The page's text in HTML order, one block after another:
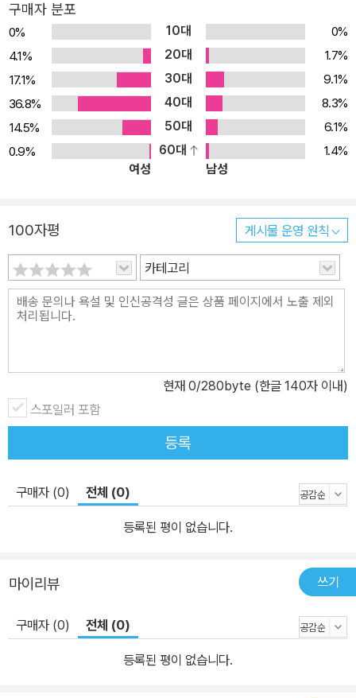
구매자 분포
0% 10대
0%
4.1%
20대
1.7%
17.1%
30대
9.1%
36.8%
40대
8.3%
14.5%
50대
6.1%
0.9%
60대
1.4%
여성
남성
100자평 게시물 운영 원칙
카테고리
현재 0/280byte (한글 140자 이내)
스포일러 포함
등록
구매자 (0) 전체 (0)
등록된 평이 없습니다.
마이리뷰 쓰기
구매자 (0) 전체 (0)
등록된 평이 없습니다.